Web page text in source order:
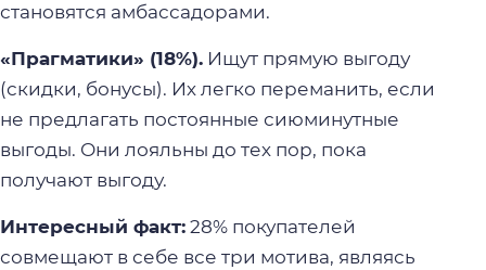
становятся амбассадорами.
«Прагматики» (18%). Ищут прямую выгоду
(скидки, бонусы). Их легко переманить, если
не предлагать постоянные сиюминутные
выгоды. Они лояльны до тех пор, пока
получают выгоду.
Интересный факт: 28% покупателей
совмещают в себе все три мотива, являясь